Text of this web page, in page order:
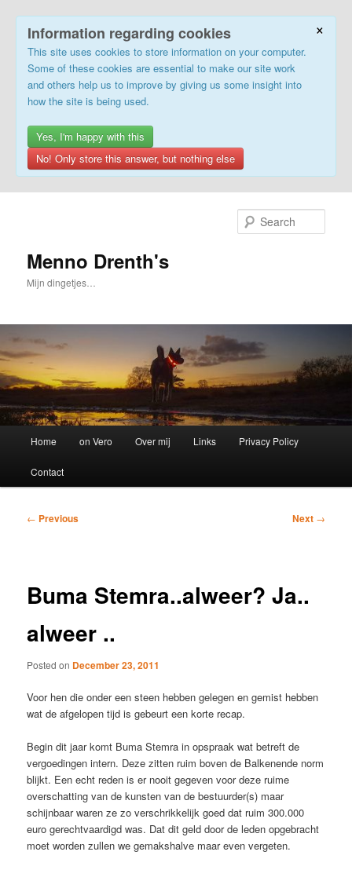
×
Information regarding cookies
This site uses cookies to store information on your computer.
Some of these cookies are essential to make our site work
and others help us to improve by giving us some insight into
how the site is being used.
Yes, I'm happy with this
No! Only store this answer, but nothing else
Menno Drenth's
Mijn dingetjes…
Home on Vero Over mij Links Privacy Policy
Contact
Post
← Previous Next →
Buma Stemra..alweer? Ja..
alweer ..
Posted on December 23, 2011
Voor hen die onder een steen hebben gelegen en gemist hebben
wat de afgelopen tijd is gebeurt een korte recap.
Begin dit jaar komt Buma Stemra in opspraak wat betreft de
vergoedingen intern. Deze zitten ruim boven de Balkenende norm
blijkt. Een echt reden is er nooit gegeven voor deze ruime
overschatting van de kunsten van de bestuurder(s) maar
schijnbaar waren ze zo verschrikkelijk goed dat ruim 300.000
euro gerechtvaardigd was. Dat dit geld door de leden opgebracht
moet worden zullen we gemakshalve maar even vergeten.